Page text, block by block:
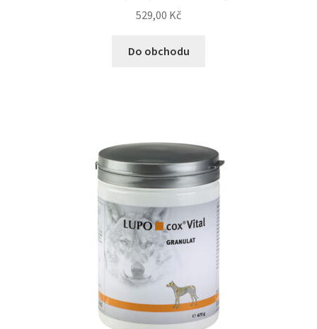
Natural Trainer pro psy — Italské krmivo s
přírodními složkami
Happy Dog — Německá kvalita a přirozené složení
Konzervy a kapsičky pro psy
529,00 Kč
Do obchodu